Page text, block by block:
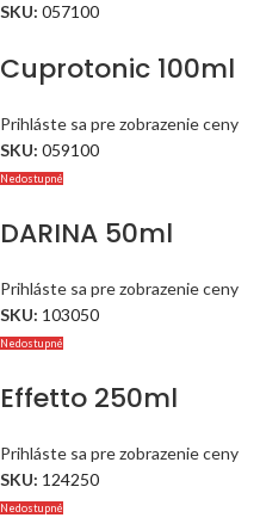
SKU: 057100
Cuprotonic 100ml
Prihláste sa pre zobrazenie ceny
SKU: 059100
Nedostupné
DARINA 50ml
Prihláste sa pre zobrazenie ceny
SKU: 103050
Nedostupné
Effetto 250ml
Prihláste sa pre zobrazenie ceny
SKU: 124250
Nedostupné